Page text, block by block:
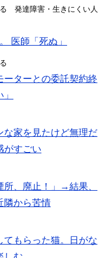
発達障害・生きにくい人
医師「死ぬ」
ーターとの委託契約終
な家を見たけど無理だ
がすごい
所、廃止！」→結果、
隣から苦情
てもらった猫。日がな